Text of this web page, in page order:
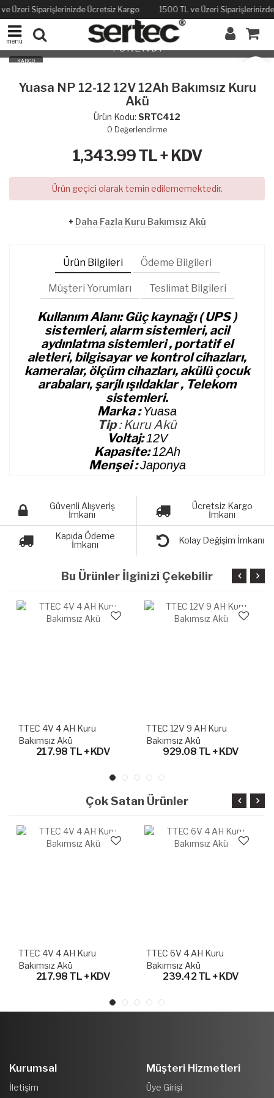
Üzeri Siparişlerinizde Ücretsiz Kargo 1500 TL ve Üzeri
menü
TÜKENDİ
KARGO
Yuasa NP 12-12 12V 12Ah Bakımsız Kuru
Akü
Ürün Kodu: SRTC412
0 Değerlendirme
1,343.99TL + KDV
Ürün geçici olarak temin edilememektedir.
+ Daha Fazla Kuru Bakımsız Akü
Ürün Bilgileri Ödeme Bilgileri
Müşteri Yorumları Teslimat Bilgileri
Kullanım Alanı: Güç kaynağı ( UPS )
sistemleri, alarm sistemleri, acil
aydınlatma sistemleri , portatif el
aletleri, bilgisayar ve kontrol cihazları,
kameralar, ölçüm cihazları, akülü çocuk
arabaları, şarjlı ışıldaklar , Telekom
sistemleri.
Marka :Yuasa
Tip: Kuru Akü
Voltaj:12V
Kapasite:12Ah
Menşei :Japonya
Güvenli Alışveriş
İmkanı
Ücretsiz Kargo
İmkanı
Kapıda Ödeme
İmkanı
Kolay Değişim İmkanı
Bu Ürünler İlginizi Çekebilir
TTEC 4V 4 AH Kuru
Bakımsız Akü
217.98 TL + KDV
TTEC 12V 9 AH Kuru
Bakımsız Akü
929.08 TL + KDV
Çok Satan Ürünler
TTEC 4V 4 AH Kuru
Bakımsız Akü
217.98 TL + KDV
TTEC 6V 4 AH Kuru
Bakımsız Akü
239.42 TL + KDV
Kurumsal
İletişim
Müşteri Hizmetleri
Üye Girişi